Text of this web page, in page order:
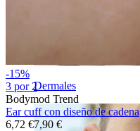
Dermales
-15%
3 por 2
Bodymod Trend
Ear cuff con diseño de cadena
6,72 €7,90 €